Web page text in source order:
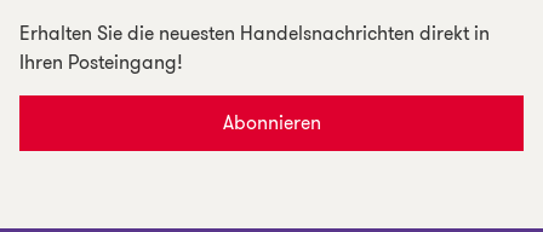
Erhalten Sie die neuesten Handelsnachrichten direkt in
Ihren Posteingang!
Abonnieren